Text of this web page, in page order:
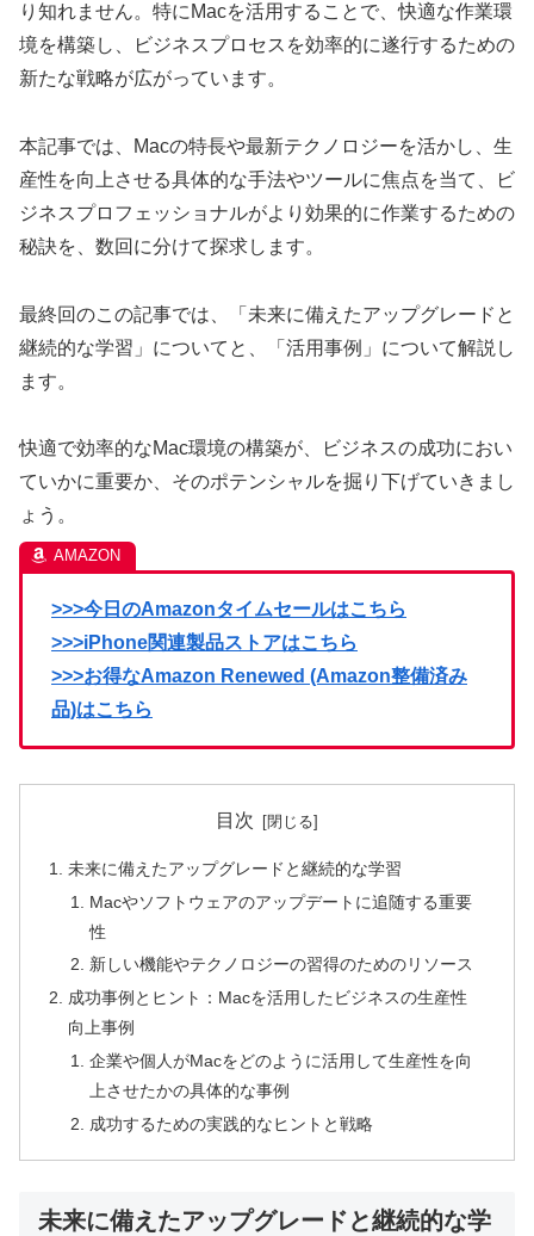
り知れません。特にMacを活用することで、快適な作業環
境を構築し、ビジネスプロセスを効率的に遂行するための
新たな戦略が広がっています。
本記事では、Macの特長や最新テクノロジーを活かし、生
産性を向上させる具体的な手法やツールに焦点を当て、ビ
ジネスプロフェッショナルがより効果的に作業するための
秘訣を、数回に分けて探求します。
最終回のこの記事では、「未来に備えたアップグレードと
継続的な学習」についてと、「活用事例」について解説し
ます。
快適で効率的なMac環境の構築が、ビジネスの成功におい
ていかに重要か、そのポテンシャルを掘り下げていきまし
ょう。
>>>今日のAmazonタイムセールはこちら
>>>iPhone関連製品ストアはこちら
>>>お得なAmazon Renewed (Amazon整備済み
品)はこちら
目次
未来に備えたアップグレードと継続的な学習
Macやソフトウェアのアップデートに追随する重要
性
新しい機能やテクノロジーの習得のためのリソース
成功事例とヒント：Macを活用したビジネスの生産性
向上事例
企業や個人がMacをどのように活用して生産性を向
上させたかの具体的な事例
成功するための実践的なヒントと戦略
未来に備えたアップグレードと継続的な学